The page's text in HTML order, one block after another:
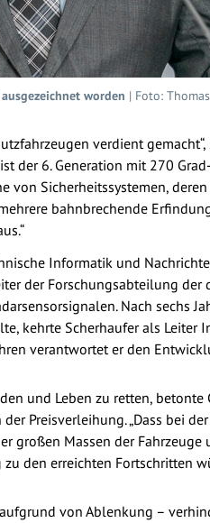
worden | Foto:
verdient gemacht“,
der 6. Generation mit 270
von Sicherheitssystemen,
bahnbrechende
Informatik und
der Forschungsabteilung der
Nach sechs
kehrte Scherhaufer als Leiter
verantwortet er den
und Leben zu retten, betonte
Preisverleihung. „Dass bei
großen Massen der
den erreichten Fortschritten
von Ablenkung –